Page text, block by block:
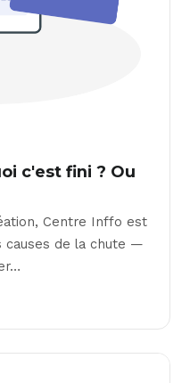
c'est fini ? Ou
Centre Inffo est
causes de la chute —